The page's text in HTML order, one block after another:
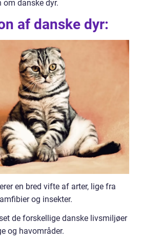
danske dyr.
af danske dyr:
en bred vifte af arter, lige fra
og insekter.
de forskellige danske livsmiljøer
og havområder.